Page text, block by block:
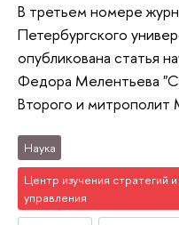
В третьем номере
Петербургского
опубликована статья
Федора Мелентьева
Второго и митрополит
Наука
Центр изучения стратегий
управления